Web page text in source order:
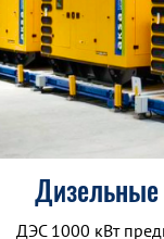
Дизельные
ДЭС 1000 кВт